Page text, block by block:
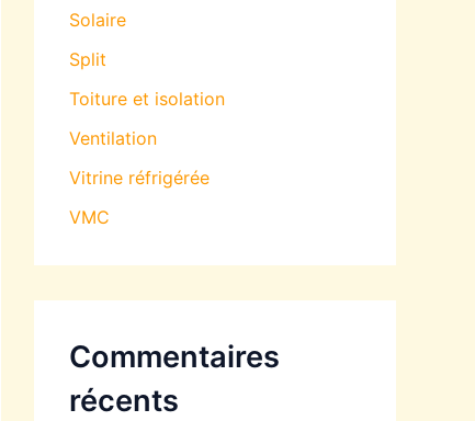
Solaire
Split
Toiture et isolation
Ventilation
Vitrine réfrigérée
VMC
Commentaires
récents